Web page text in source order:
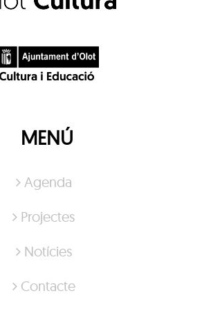
MENÚ
Agenda
Projectes
Notícies
Contacte